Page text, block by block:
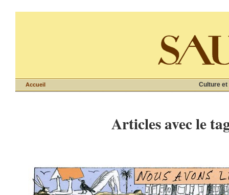
Culture et
Accueil
Articles avec le